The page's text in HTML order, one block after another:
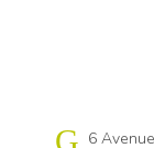
Cap emploi 12
6